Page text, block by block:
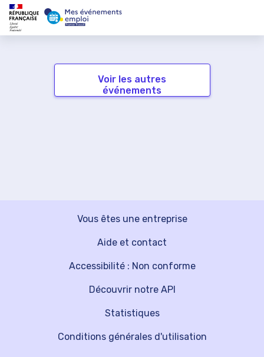
Voir les autres
événements
Vous êtes une entreprise
Découvrir notre API
Aide et contact
Statistiques
Accessibilité : Non conforme
Conditions générales d'utilisation